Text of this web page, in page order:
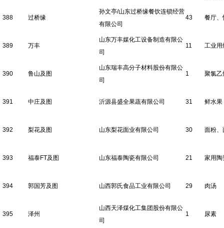
388 过桥缘
孙文亭/山东过桥缘餐饮连锁经营
有限公司
43 餐厅、
389 万丰
山东万丰媒化工设备制造有限公
司
11 工业用
390 鲁山及图
山东瑞丰高分子材料股份有限公
司
1 聚氯乙
391 中庄及图 沂源县盛全果蔬有限公司 31 鲜水果
392 梨花及图 山东梨花面业有限公司 30 面粉、
393 福泰FT及图 山东福泰陶瓷有限公司 21 家用陶
394 郭国芳及图 山西郭氏食品工业有限公司 29 肉汤
395 泽州
山西天泽煤化工集团股份有限公
司
1 尿素